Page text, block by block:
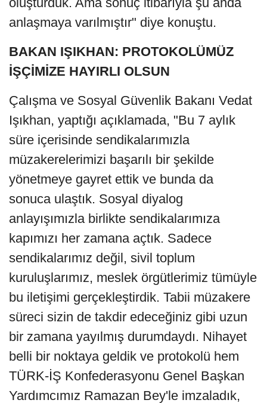
anlaşmaya varılmıştır" diye konuştu.
BAKAN IŞIKHAN: PROTOKOLÜMÜZ
İŞÇİMİZE HAYIRLI OLSUN
Çalışma ve Sosyal Güvenlik Bakanı Vedat
Işıkhan, yaptığı açıklamada, "Bu 7 aylık
süre içerisinde sendikalarımızla
müzakerelerimizi başarılı bir şekilde
yönetmeye gayret ettik ve bunda da
sonuca ulaştık. Sosyal diyalog
anlayışımızla birlikte sendikalarımıza
kapımızı her zamana açtık. Sadece
sendikalarımız değil, sivil toplum
kuruluşlarımız, meslek örgütlerimiz tümüyle
bu iletişimi gerçekleştirdik. Tabii müzakere
süreci sizin de takdir edeceğiniz gibi uzun
bir zamana yayılmış durumdaydı. Nihayet
belli bir noktaya geldik ve protokolü hem
TÜRK-İŞ Konfederasyonu Genel Başkan
Yardımcımız Ramazan Bey'le imzaladık,